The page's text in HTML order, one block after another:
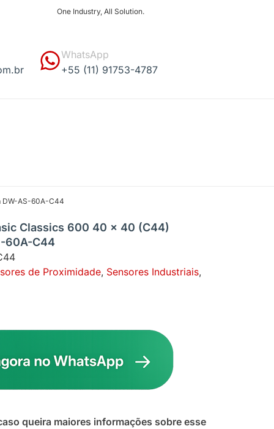
One Industry, All Solution.
WhatsApp
+55 (11) 91753-4787
DW-AS-60A-C44
Classics 600 40 x 40 (C44)
60A-C44
de Proximidade, Sensores Industriais,
queira maiores informações sobre esse